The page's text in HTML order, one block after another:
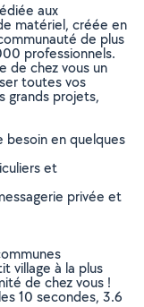
aux
matériel, créée en
de plus
professionnels.
de chez vous un
toutes vos
grands projets,
besoin en quelques
et
privée et
village à la plus
de chez vous !
10 secondes, 3.6